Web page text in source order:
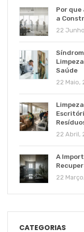
Por que
a
22
Saúde
22 Maio,
22 Abril,
A
22
CATEGORIAS